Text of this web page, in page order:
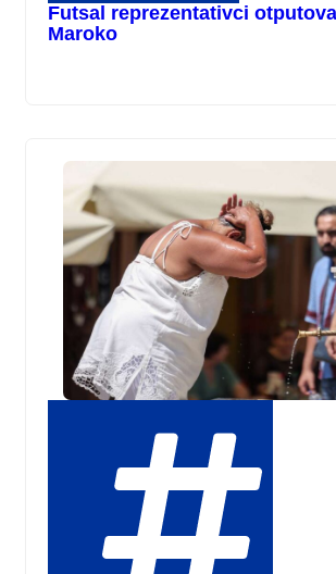
Futsal reprezentativci
Maroko